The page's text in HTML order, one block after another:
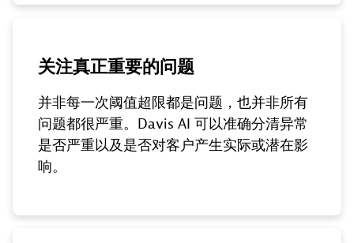
关注真正重要的问题
并非每一次阈值超限都是问题，也并非所有
问题都很严重。Davis AI 可以准确分清异常
是否严重以及是否对客户产生实际或潜在影
响。